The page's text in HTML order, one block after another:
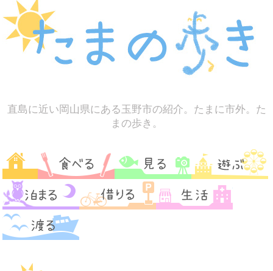
直島に近い岡山県にある玉野市の紹介。たまに市外。た
まの歩き。